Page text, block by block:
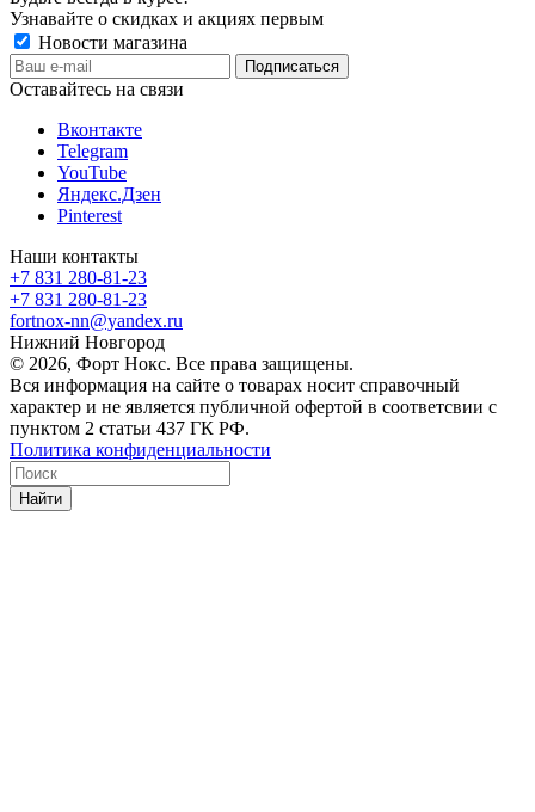
Узнавайте о скидках и акциях первым
Новости магазина
Оставайтесь на связи
Вконтакте
Telegram
YouTube
Яндекс.Дзен
Pinterest
Наши контакты
+7 831 280-81-23
+7 831 280-81-23
fortnox-nn@yandex.ru
Нижний Новгород
© 2026, Форт Нокс. Все права защищены.
Вся информация на сайте о товарах носит справочный
характер и не является публичной офертой в соответсвии с
пунктом 2 статьи 437 ГК РФ.
Политика конфиденциальности
Найти